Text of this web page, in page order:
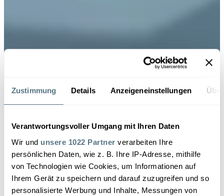
Zustimmung Details Anzeigeneinstellungen
Verantwortungsvoller Umgang mit Ihren Daten
Wir und unsere 1022 Partner verarbeiten Ihre
persönlichen Daten, wie z. B. Ihre IP-Adresse, mithilfe
von Technologien wie Cookies, um Informationen auf
Ihrem Gerät zu speichern und darauf zuzugreifen und so
personalisierte Werbung und Inhalte, Messungen von